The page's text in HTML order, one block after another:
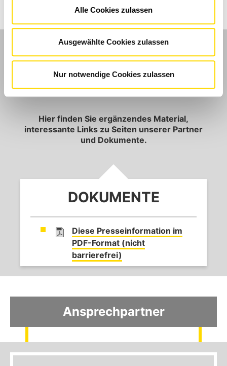
Alle Cookies zulassen
Ausgewählte Cookies zulassen
Nur notwendige Cookies zulassen
heike.kronenberg@vdek.com
Hier finden Sie ergänzendes Material,
interessante Links zu Seiten unserer Partner
und Dokumente.
DOKUMENTE
Diese Presseinformation im
PDF-Format (nicht
barrierefrei)
Ansprechpartner